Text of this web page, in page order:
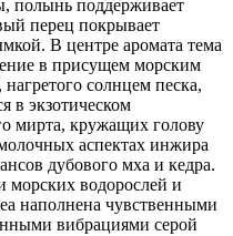
полынь поддерживает
перец покрывает
В центре аромата тема
в присущем морским
солнцем песка,
в экзотическом
мирта, кружащих голову
аспектах инжира
дубового мха и кедра.
морских водорослей и
наполнена чувственными
вибрациями серой